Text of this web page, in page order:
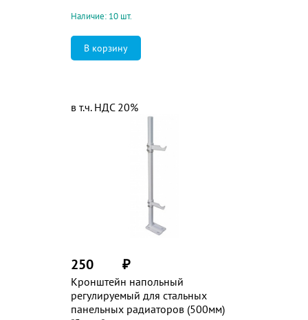
Наличие: 10 шт.
Кронштейн напольный
регулируемый для стальных
панельных радиаторов (500мм)
250 ₽
в т.ч. НДС 20%